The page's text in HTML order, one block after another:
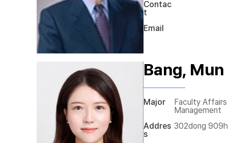
Contac
t
Email
Bang, Mun
Major
Faculty
Management
Addres
s
302dong